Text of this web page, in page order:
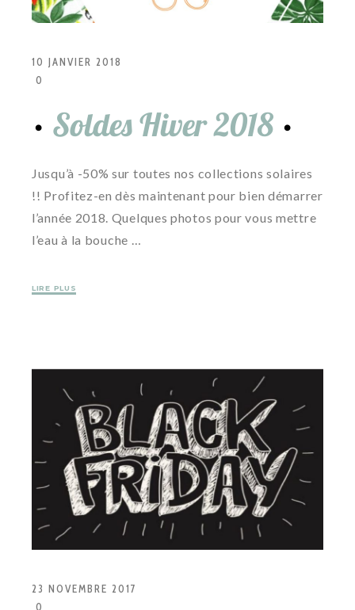
10 JANVIER 2018
0
Soldes Hiver 2018
Jusqu’à -50% sur toutes nos collections solaires
!! Profitez-en dès maintenant pour bien démarrer
l’année 2018. Quelques photos pour vous mettre
l’eau à la bouche …
LIRE PLUS
23 NOVEMBRE 2017
0